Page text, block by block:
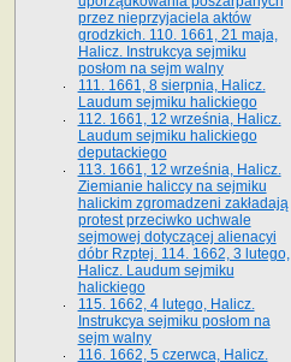
przez nieprzyjaciela aktów
grodzkich. 110. 1661, 21 maja,
Halicz. Instrukcya sejmiku
posłom na sejm walny
111. 1661, 8 sierpnia, Halicz.
Laudum sejmiku halickiego
112. 1661, 12 września, Halicz.
Laudum sejmiku halickiego
deputackiego
113. 1661, 12 września, Halicz.
Ziemianie haliccy na sejmiku
halickim zgromadzeni zakładają
protest przeciwko uchwale
sejmowej dotyczącej alienacyi
dóbr Rzptej. 114. 1662, 3 lutego,
Halicz. Laudum sejmiku
halickiego
115. 1662, 4 lutego, Halicz.
Instrukcya sejmiku posłom na
sejm walny
116. 1662, 5 czerwca, Halicz.